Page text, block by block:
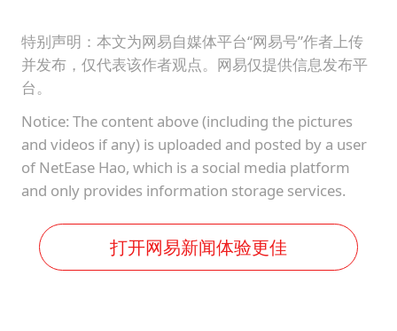
特别声明：本文为网易自媒体平台“网易号”作者上传
并发布，仅代表该作者观点。网易仅提供信息发布平
台。
Notice: The content above (including the pictures
and videos if any) is uploaded and posted by a user
of NetEase Hao, which is a social media platform
and only provides information storage services.
打开网易新闻体验更佳